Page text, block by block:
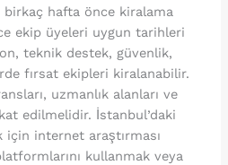
hafta önce kiralama
ekip üyeleri uygun tarihleri
teknik destek, güvenlik,
fırsat ekipleri kiralanabilir.
uzmanlık alanları ve
edilmelidir. İstanbul’daki
internet araştırması
kullanmak veya